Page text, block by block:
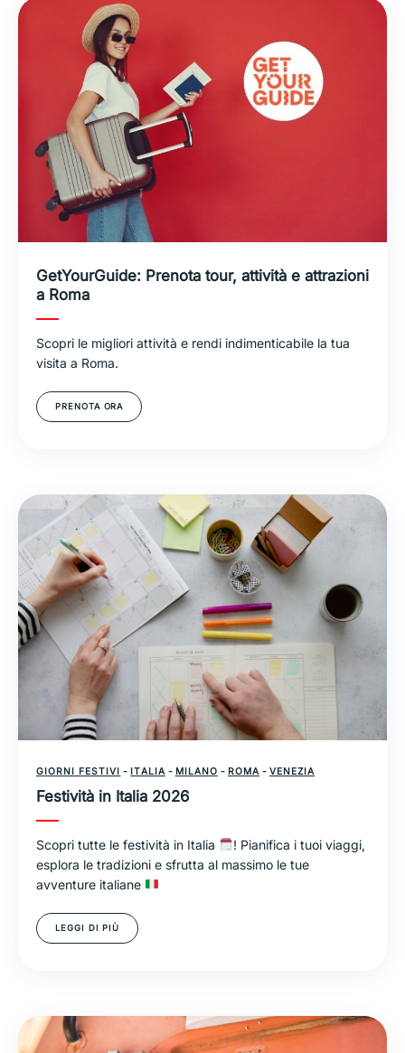
GetYourGuide: Prenota tour, attività e attrazioni
a Roma
Scopri le migliori attività e rendi indimenticabile la tua
visita a Roma.
PRENOTA ORA
GIORNI FESTIVI - ITALIA - MILANO - ROMA - VENEZIA
Festività in Italia 2026
Scopri tutte le festività in Italia
! Pianifica i tuoi viaggi,
esplora le tradizioni e sfrutta al massimo le tue
avventure italiane
LEGGI DI PIÙ